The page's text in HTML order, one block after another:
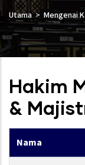
Utama Mengenai
Hakim
&
Nama